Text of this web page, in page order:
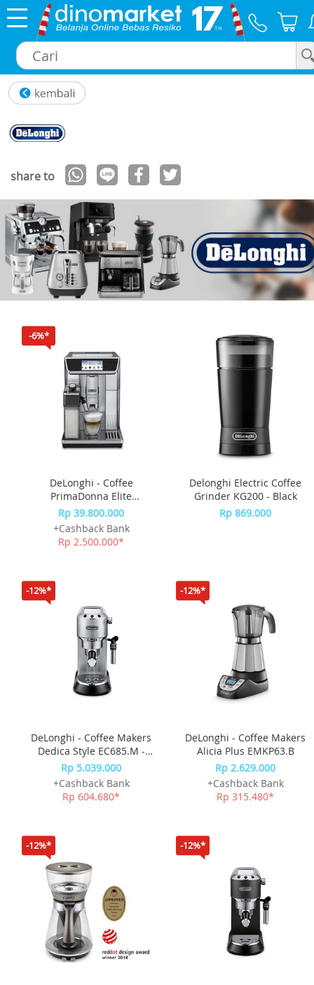
share to
-6%*
DeLonghi - Coffee
PrimaDonna Elite
ECAM650.85.MS
Rp 39.800.000
+Cashback Bank
Rp 2.500.000*
Delonghi Electric Coffee
Grinder KG200 - Black
Rp 869.000
-12%*
DeLonghi - Coffee Makers
Dedica Style EC685.M -
Silver
Rp 5.039.000
+Cashback Bank
Rp 604.680*
-12%*
DeLonghi - Coffee Makers
Alicia Plus EMKP63.B
Rp 2.629.000
+Cashback Bank
Rp 315.480*
-12%* -12%*